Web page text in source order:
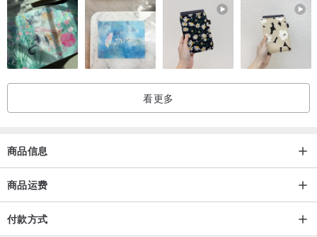
看更多
商品信息
商品运费
付款方式